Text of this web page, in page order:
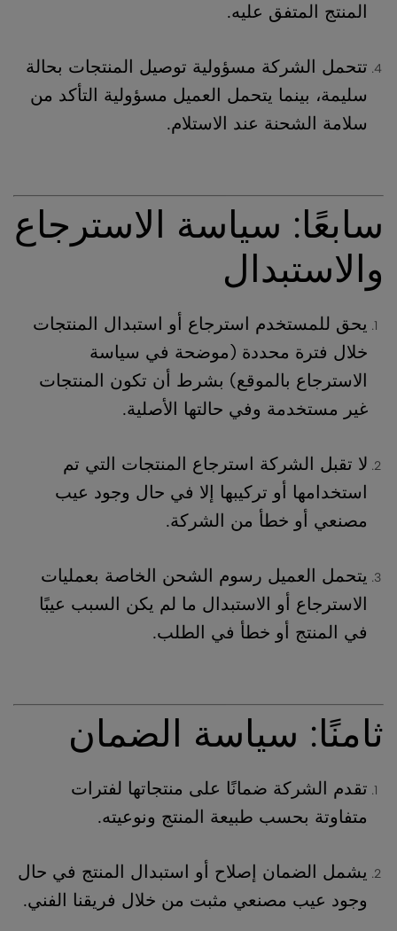
المنتج المتفق عليه.
تتحمل الشركة مسؤولية توصيل المنتجات بحالة
سليمة، بينما يتحمل العميل مسؤولية التأكد من
سلامة الشحنة عند الاستلام.
سابعًا: سياسة الاسترجاع
والاستبدال
يحق للمستخدم استرجاع أو استبدال المنتجات
خلال فترة محددة (موضحة في سياسة
الاسترجاع بالموقع) بشرط أن تكون المنتجات
غير مستخدمة وفي حالتها الأصلية.
لا تقبل الشركة استرجاع المنتجات التي تم
استخدامها أو تركيبها إلا في حال وجود عيب
مصنعي أو خطأ من الشركة.
يتحمل العميل رسوم الشحن الخاصة بعمليات
الاسترجاع أو الاستبدال ما لم يكن السبب عيبًا
في المنتج أو خطأ في الطلب.
ثامنًا: سياسة الضمان
تقدم الشركة ضمانًا على منتجاتها لفترات
متفاوتة بحسب طبيعة المنتج ونوعيته.
يشمل الضمان إصلاح أو استبدال المنتج في حال
وجود عيب مصنعي مثبت من خلال فريقنا الفني.